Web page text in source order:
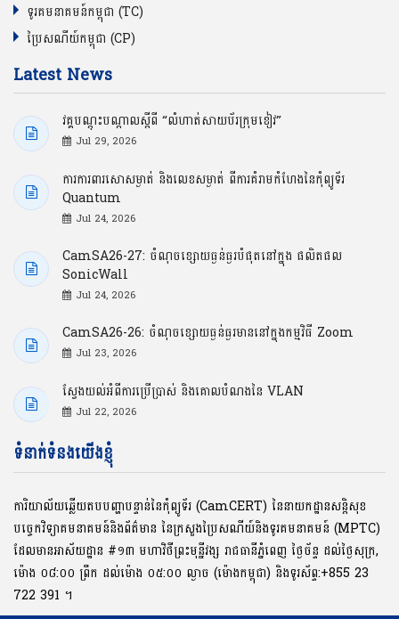
ទូរគមនាគមន៍កម្ពុជា (TC)
ប្រៃសណីយ៍កម្ពុជា (CP)
Latest News
វគ្គបណ្ដុះបណ្ដាលស្ដីពី “លំហាត់សាយប័រក្រុមខៀវ”
Jul 29, 2026
ការការពារសោសម្ងាត់ និងលេខសម្ងាត់ ពីការគំរាមកំហែងនៃកុំព្យូទ័រ
Quantum
Jul 24, 2026
CamSA26-27: ចំណុចខ្សោយធ្ងន់ធ្ងរបំផុតនៅក្នុង ផលិតផល
SonicWall
Jul 24, 2026
CamSA26-26: ចំណុចខ្សោយធ្ងន់ធ្ងរមាននៅក្នុងកម្មវិធី Zoom
Jul 23, 2026
ស្វែងយល់អំពីការប្រើប្រាស់ និងគោលបំណងនៃ VLAN
Jul 22, 2026
ទំនាក់ទំនងយើងខ្ញុំ
ការិយាល័យឆ្លើយតបបញ្ហាបន្ទាន់នៃកុំព្យូទ័រ (CamCERT) នៃនាយកដ្ឋានសន្តិសុខ
បច្ចេកវិទ្យាគមនាគមន៍និងព័ត៌មាន នៃក្រសួងប្រៃសណីយ៍និងទូរគមនាគមន៍ (MPTC)
ដែលមានអាស័យដ្ឋាន #១៣ មហាវិថីព្រះមុនី្នវង្ស រាជធានីភ្នំពេញ ថ្ងៃច័ន្ទ ដល់ថ្ងៃសុក្រ,
ម៉ោង ០៨:០០ ​ព្រឹក ដល់ម៉ោង ០៥:០០ ល្ងាច (ម៉ោងកម្ពុជា) និងទូរស័ព្ទ:+855 23
722 391 ។